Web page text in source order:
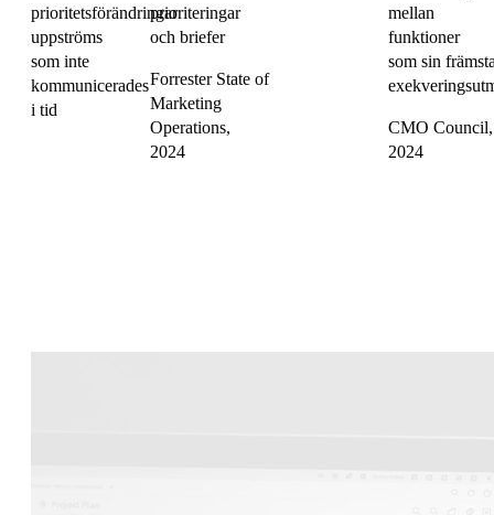
prioritetsförändringar
uppströms
som inte
kommunicerades
i tid
prioriteringar
och briefer
Forrester State of
Marketing
Operations,
2024
mellan
funktioner
som sin
CMO Council,
2024